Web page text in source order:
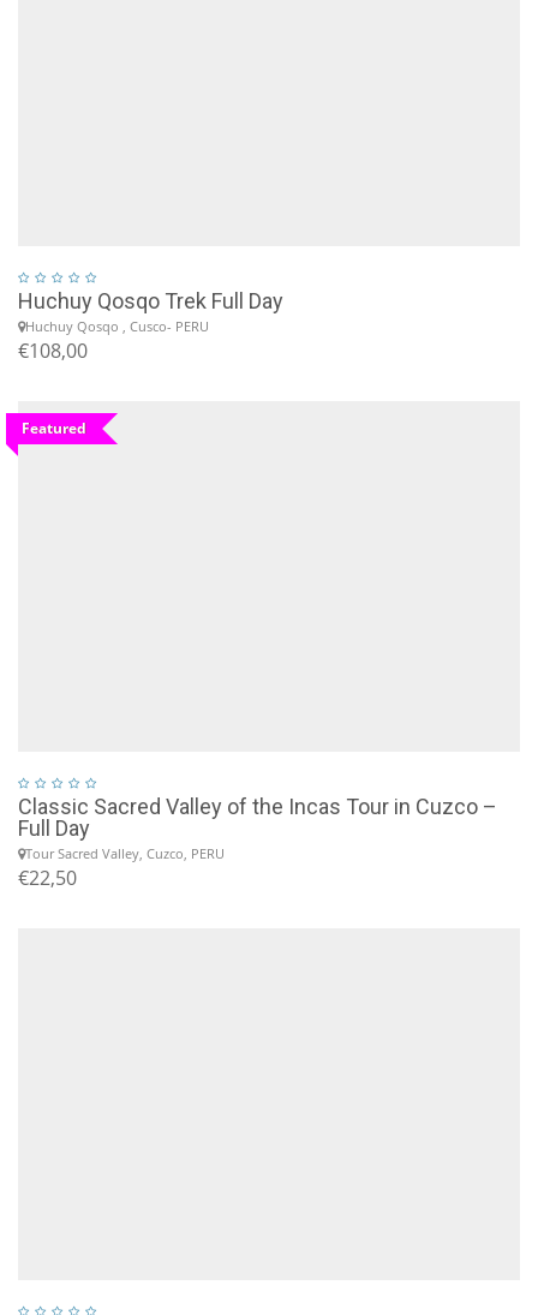
Huchuy Qosqo Trek Full Day
Huchuy Qosqo , Cusco- PERU
€108,00
Featured
Classic Sacred Valley of the Incas Tour in Cuzco –
Full Day
Tour Sacred Valley, Cuzco, PERU
€22,50